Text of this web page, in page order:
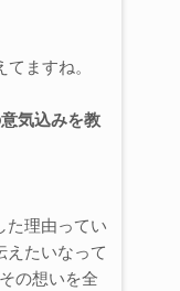
ますね。
気込みを教
た理由ってい
えたいなって
の想いを全